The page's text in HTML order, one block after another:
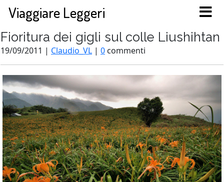
Viaggiare Leggeri
Fioritura dei gigli sul colle Liushihtan
19/09/2011 | Claudio_VL | 0 commenti